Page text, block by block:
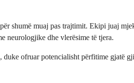
shumë muaj pas trajtimit. Ekipi juaj
neurologjike dhe vlerësime të tjera.
ofruar potencialisht përfitime gjatë